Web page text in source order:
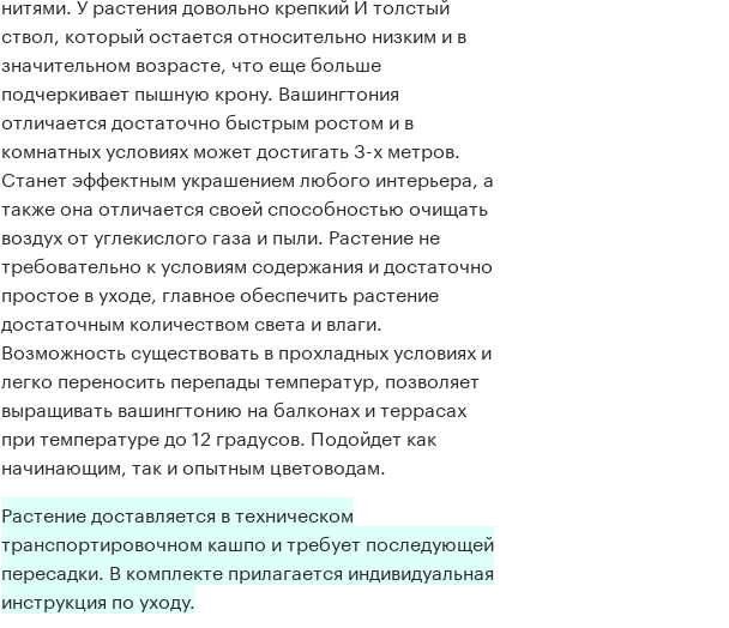
ствол, который остается относительно низким и в
значительном возрасте, что еще больше
подчеркивает пышную крону. Вашингтония
отличается достаточно быстрым ростом и в
комнатных условиях может достигать 3-х метров.
Станет эффектным украшением любого интерьера, а
также она отличается своей способностью очищать
воздух от углекислого газа и пыли. Растение не
требовательно к условиям содержания и достаточно
простое в уходе, главное обеспечить растение
достаточным количеством света и влаги.
Возможность существовать в прохладных условиях и
легко переносить перепады температур, позволяет
выращивать вашингтонию на балконах и террасах
при температуре до 12 градусов. Подойдет как
начинающим, так и опытным цветоводам.
Растение доставляется в техническом
транспортировочном кашпо и требует последующей
пересадки. В комплекте прилагается индивидуальная
инструкция по уходу.